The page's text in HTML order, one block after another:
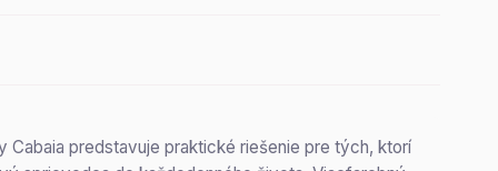
Cabaia predstavuje praktické riešenie pre tých, ktorí